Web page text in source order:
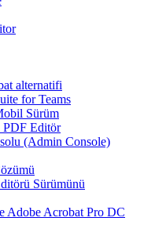
alternatifi
for Teams
Sürüm
PDF Editör
(Admin Console)
Sürümünü
Adobe Acrobat Pro DC